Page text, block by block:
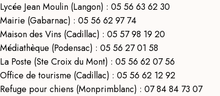
Lycée Jean Moulin (Langon) : 05 56 63 62 30
Mairie (Gabarnac) : 05 56 62 97 74
Maison des Vins (Cadillac) : 05 57 98 19 20
Médiathèque (Podensac) : 05 56 27 01 58
La Poste (Ste Croix du Mont) : 05 56 62 07 56
Office de tourisme (Cadillac) : 05 56 62 12 92
Refuge pour chiens (Monprimblanc) : 07 84 84 73 07